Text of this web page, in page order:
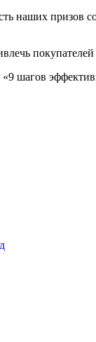
призов
покупателей
шагов